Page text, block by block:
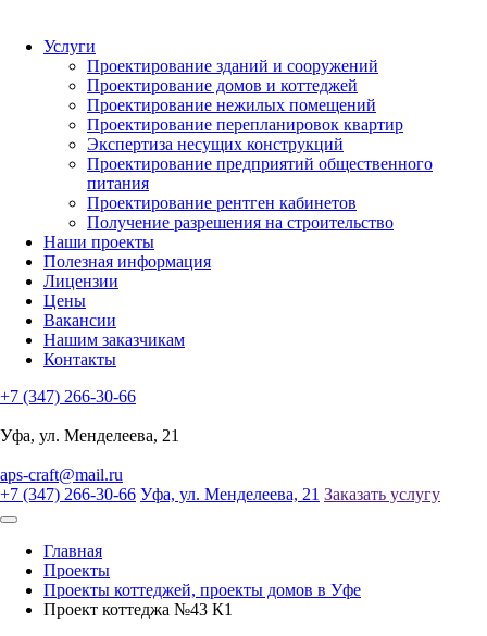
Услуги
Проектирование зданий и сооружений
Проектирование домов и коттеджей
Проектирование нежилых помещений
Проектирование перепланировок квартир
Экспертиза несущих конструкций
Проектирование предприятий общественного
питания
Проектирование рентген кабинетов
Получение разрешения на строительство
Наши проекты
Полезная информация
Лицензии
Цены
Вакансии
Нашим заказчикам
Контакты
+7 (347) 266-30-66
Уфа, ул. Менделеева, 21
aps-craft@mail.ru
+7 (347) 266-30-66 Уфа, ул. Менделеева, 21 Заказать услугу
Главная
Проекты
Проекты коттеджей, проекты домов в Уфе
Проект коттеджа №43 К1